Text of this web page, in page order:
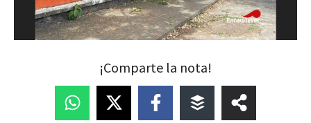
¡Comparte la nota!